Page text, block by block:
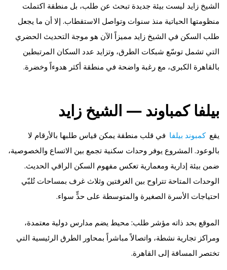
الشيخ زايد ليست بيئة جديدة تبحث عن طلب، بل منطقة اكتملت
منظومتها الحياتية منذ سنوات وتواصل الاستقطاب. إلا أن ما يجعل
طلب السكن في الشيخ زايد مميزاً الآن هو موجة التحديث الحضري
التي تشمل توسّع شبكات الطرق، وتزايد عدد السكان المرتبطين
بالقاهرة الكبرى، مع رغبة واضحة في منطقة أكثر هدوءاً وخضرة.
بيلفا كمباوند — الشيخ زايد
يقع كمبوند بيلفا في قلب منطقة يمكن قياس طلبها بالأرقام لا
بالوعود. المشروع يوفر وحدات سكنية تجمع بين الاتساع والخصوصية،
ضمن بيئة إدارية ومعمارية تعكس مفهوم السكن الراقي الحديث.
الوحدات المتاحة تتراوح بين الغرفتين وثلاث غرف بمساحات تُلبّي
احتياجات الأسرة الصغيرة والمتوسطة على حدٍّ سواء.
الموقع بحد ذاته مؤشر طلب: محيط يضم مدارس دولية معتمدة،
ومراكز تجارية نشطة، واتصالاً مباشراً بمحاور الطرق الرئيسية التي
تختصر المسافة إلى القاهرة.